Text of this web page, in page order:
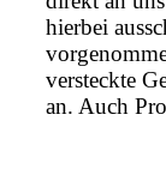
hierbei
versteckte
an. Auch